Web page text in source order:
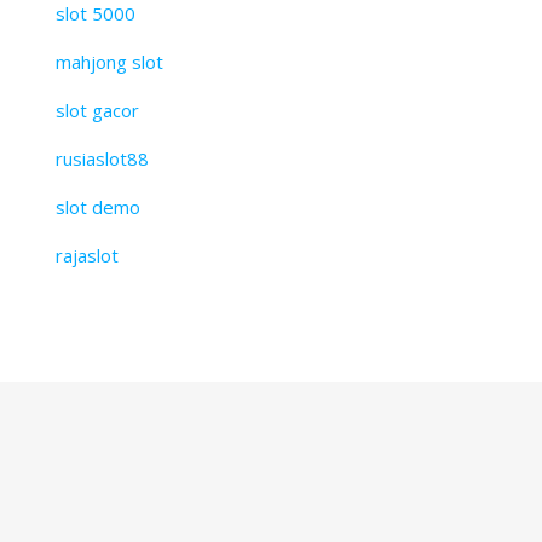
slot 5000
mahjong slot
slot gacor
rusiaslot88
slot demo
rajaslot